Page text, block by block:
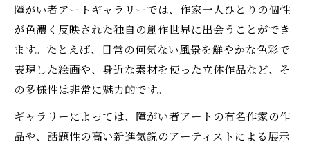
障がい者アートギャラリーでは、作家一人ひとりの個性
が色濃く反映された独自の創作世界に出会うことができ
ます。たとえば、日常の何気ない風景を鮮やかな色彩で
表現した絵画や、身近な素材を使った立体作品など、そ
の多様性は非常に魅力的です。
ギャラリーによっては、障がい者アートの有名作家の作
品や、話題性の高い新進気鋭のアーティストによる展示